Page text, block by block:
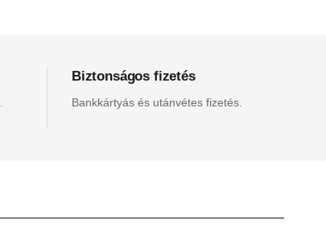
Biztonságos fizetés
Bankkártyás és utánvétes fizetés.